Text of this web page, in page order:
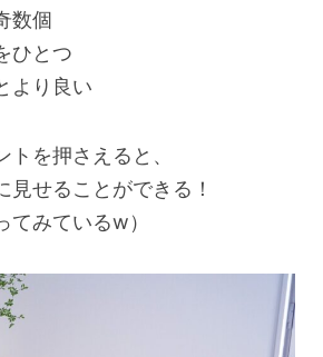
数個
ひとつ
より良い
を押さえると、
見せることができる！
てみているw）